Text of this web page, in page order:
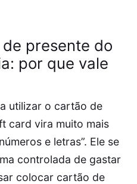
presente do
por que vale
utilizar o cartão de
card vira muito mais
e letras”. Ele se
controlada de gastar
colocar cartão de